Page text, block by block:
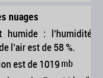
nuages
humide : l'humidité
l'air est de 58 %.
est de 1019mb